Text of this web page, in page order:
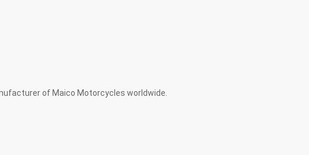
of Maico Motorcycles worldwide.